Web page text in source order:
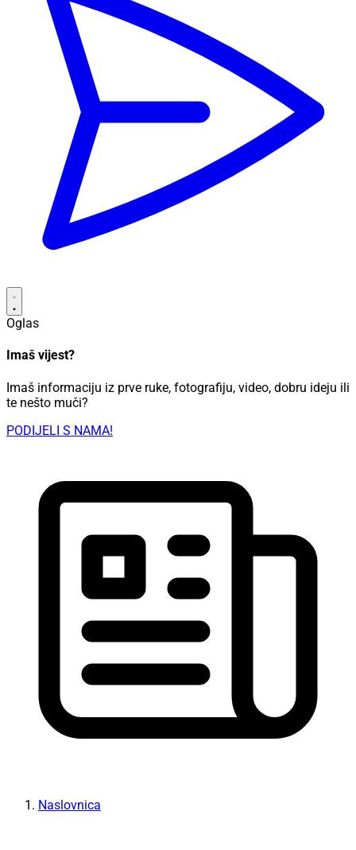
Oglas
Imaš vijest?
Imaš informaciju iz prve ruke, fotografiju, video, dobru ideju ili
te nešto muči?
PODIJELI S NAMA!
Naslovnica